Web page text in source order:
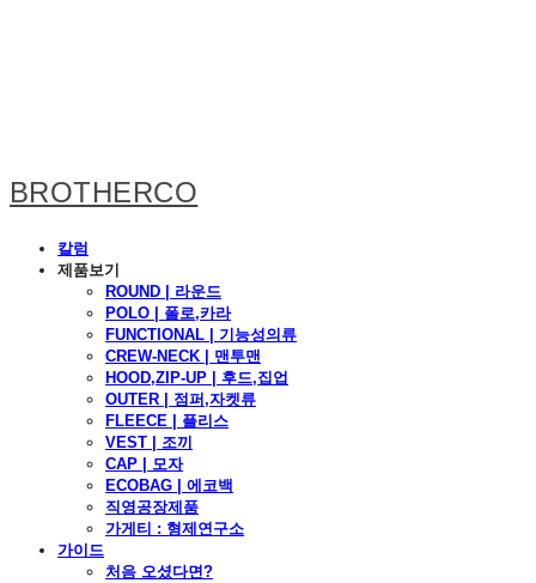
BROTHERCO
칼럼
제품보기
ROUND | 라운드
POLO | 폴로,카라
FUNCTIONAL | 기능성의류
CREW-NECK | 맨투맨
HOOD,ZIP-UP | 후드,집업
OUTER | 점퍼,자켓류
FLEECE | 플리스
VEST | 조끼
CAP | 모자
ECOBAG | 에코백
직영공장제품
가게티 : 형제연구소
가이드
처음 오셨다면?